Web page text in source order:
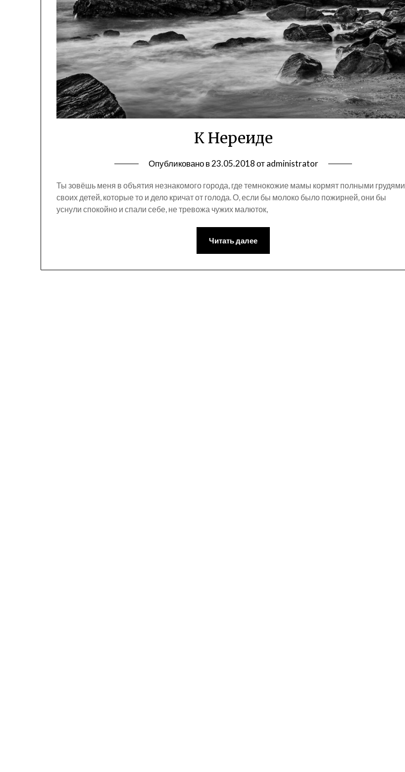
К Нереиде
Опубликовано в23.05.2018отadministrator
Ты зовёшь меня в объятия незнакомого города, где темнокожие мамы кормят полными грудями
своих детей, которые то и дело кричат от голода. О, если бы молоко было пожирней, они бы
уснули спокойно и спали себе, не тревожа чужих малюток,
Читать далее